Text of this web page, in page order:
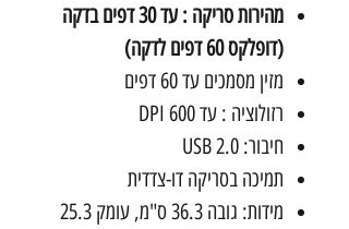
מהירות סריקה : עד 30 דפים בדקה
(דופלקס 60 דפים לדקה)
מזין מסמכים עד 60 דפים
רזולוציה : עד 600 DPI
חיבור: USB 2.0
תמיכה בסריקה דו-צדדית
מידות: גובה 36.3 ס"מ, עומק 25.3